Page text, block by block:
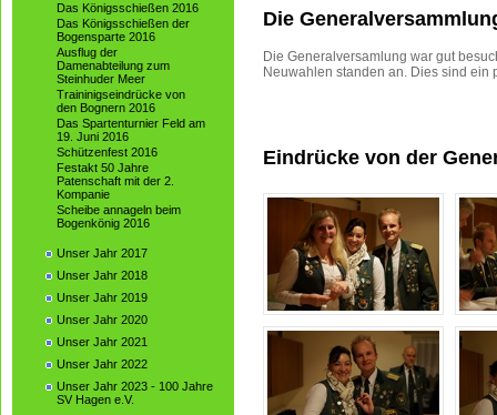
Das Königsschießen 2016
Das Königsschießen der
Bogensparte 2016
Ausflug der
Damenabteilung zum
Steinhuder Meer
Traininigseindrücke von
den Bognern 2016
Das Spartenturnier Feld am
19. Juni 2016
Schützenfest 2016
Festakt 50 Jahre
Patenschaft mit der 2.
Kompanie
Scheibe annageln beim
Bogenkönig 2016
Unser Jahr 2017
Unser Jahr 2018
Unser Jahr 2019
Unser Jahr 2020
Unser Jahr 2021
Unser Jahr 2022
Unser Jahr 2023 - 100 Jahre
SV Hagen e.V.
Die
Die Generalversamlung war gut
Neuwahlen standen an. Dies sind ein
Eindrücke von der